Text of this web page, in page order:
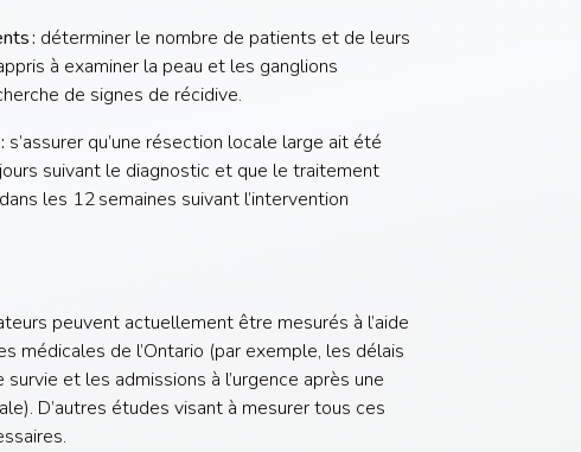
: déterminer le nombre de patients et de leurs
à examiner la peau et les ganglions
de signes de récidive.
s’assurer qu’une résection locale large ait été
suivant le diagnostic et que le traitement
les 12 semaines suivant l’intervention
peuvent actuellement être mesurés à l’aide
médicales de l’Ontario (par exemple, les délais
et les admissions à l’urgence après une
D’autres études visant à mesurer tous ces